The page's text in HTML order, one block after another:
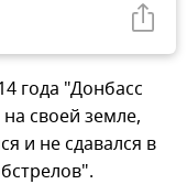
года "Донбасс
своей земле,
и не сдавался в